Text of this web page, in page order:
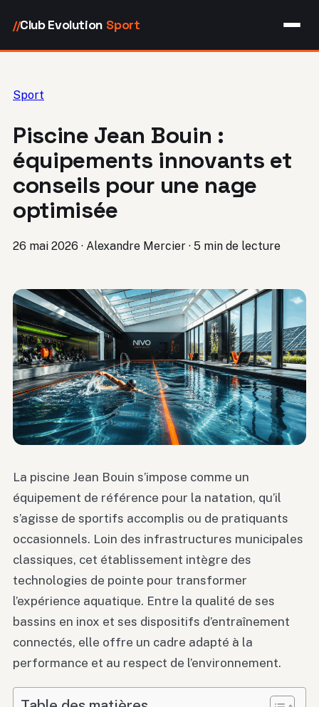
//Club Evolution Sport
Sport
Piscine Jean Bouin :
équipements innovants et
conseils pour une nage
optimisée
26 mai 2026 · Alexandre Mercier · 5 min de lecture
La piscine Jean Bouin s’impose comme un
équipement de référence pour la natation, qu’il
s’agisse de sportifs accomplis ou de pratiquants
occasionnels. Loin des infrastructures municipales
classiques, cet établissement intègre des
technologies de pointe pour transformer
l’expérience aquatique. Entre la qualité de ses
bassins en inox et ses dispositifs d’entraînement
connectés, elle offre un cadre adapté à la
performance et au respect de l’environnement.